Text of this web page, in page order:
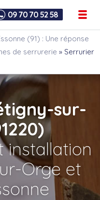
09 70 70 52 58
(91) : Une réponse
de serrurerie » Serrurier
sur-
installation
Orge et